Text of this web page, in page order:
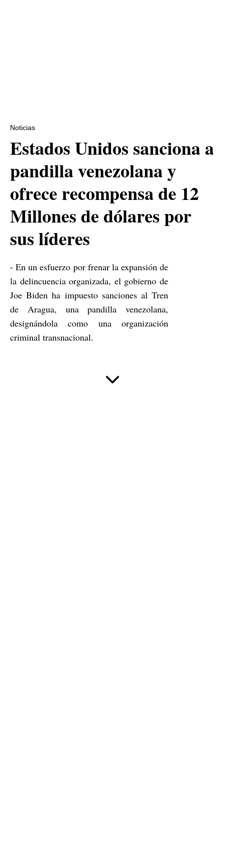
Noticias
Estados Unidos sanciona a
pandilla venezolana y
ofrece recompensa de 12
Millones de dólares por
sus líderes
- En un esfuerzo por frenar la expansión de
la delincuencia organizada, el gobierno de
Joe Biden ha impuesto sanciones al Tren
de Aragua, una pandilla venezolana,
designándola como una organización
criminal transnacional.